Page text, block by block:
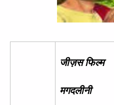
जीज़स फिल्म
मगदलीनी